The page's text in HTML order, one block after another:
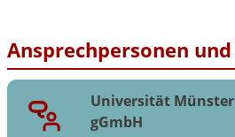
Ansprechpersonen
Universität
gGmbH